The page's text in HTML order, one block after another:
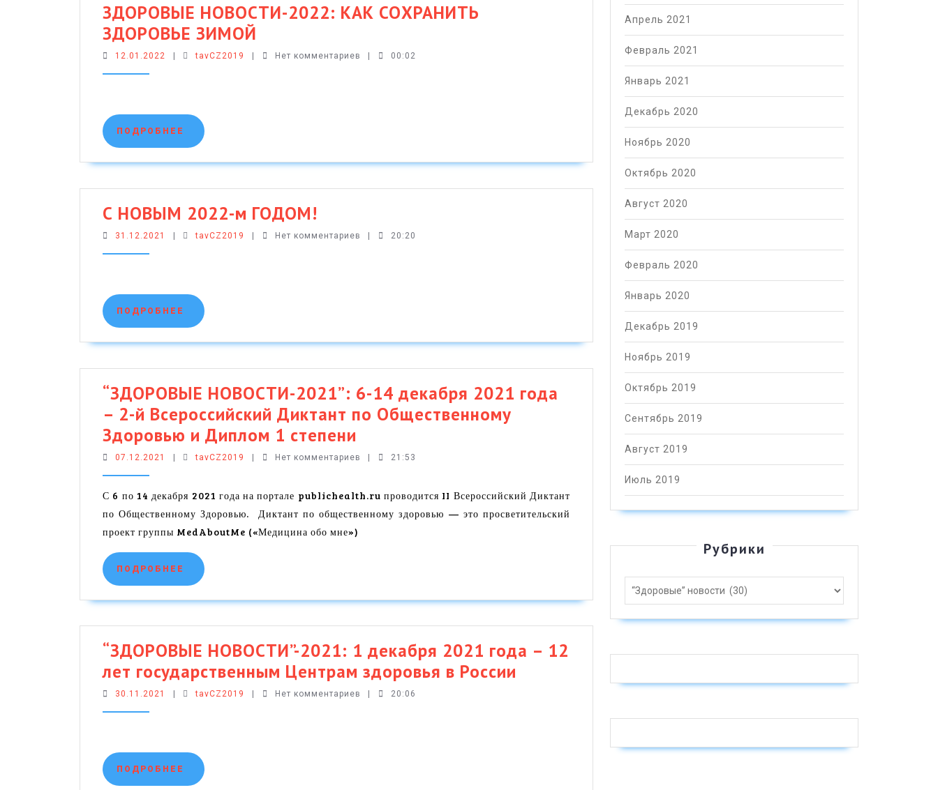
ЗДОРОВЫЕ НОВОСТИ-2022: КАК СОХРАНИТЬ
ЗДОРОВЬЕ ЗИМОЙ
НОВОСТИ-2022:
12.01.2022 12.01.2022tavCZ2019 tavCZ2019Нет комментариев 00:02
ПОДРОБНЕЕ ПОДРОБНЕЕ
С НОВЫМ 2022-м ГОДОМ!
НОВЫМ
31.12.2021 31.12.2021
| tavCZ2019 tavCZ2019
| Нет комментариев | 20:20
ПОДРОБНЕЕ ПОДРОБНЕЕ
“ЗДОРОВЫЕ НОВОСТИ-2021”: 6-14 декабря 2021 года
– 2-й Всероссийский Диктант по Общественному
Здоровью и Диплом 1 степени
НОВОСТИ-2021”:
14
декабря
2021
2-
й
Всероссийский
Диктант
по
07.12.2021 07.12.2021
| tavCZ2019 tavCZ2019
| Нет комментариев | 21:53
С 6 по 14 декабря 2021 года на портале publichealth.ru проводится II Всероссийский Диктант
по Общественному Здоровью. Диктант по общественному здоровью — это просветительский
проект группы MedAboutMe («Медицина обо мне»)
ПОДРОБНЕЕ ПОДРОБНЕЕ
“ЗДОРОВЫЕ НОВОСТИ”-2021: 1 декабря 2021 года – 12
лет государственным Центрам здоровья в России
НОВОСТИ”-2021:
30.11.2021 30.11.2021tavCZ2019 tavCZ2019Нет комментариев 20:06
ПОДРОБНЕЕ ПОДРОБНЕЕ
Апрель 2021
Февраль 2021
Январь 2021
Декабрь 2020
Ноябрь 2020
Октябрь 2020
Август 2020
Март 2020
Февраль 2020
Январь 2020
Декабрь 2019
Ноябрь 2019
Октябрь 2019
Сентябрь 2019
Август 2019
Июль 2019
Рубрики